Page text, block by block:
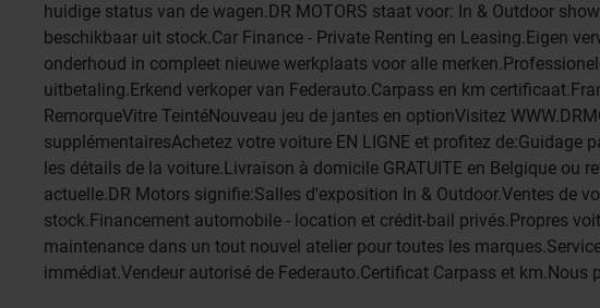
huidige status van de wagen.DR MOTORS staat voor: In & Outdoor
beschikbaar uit stock.Car Finance - Private Renting en Leasing.Eigen
onderhoud in compleet nieuwe werkplaats voor alle
uitbetaling.Erkend verkoper van Federauto.Carpass en km
RemorqueVitre TeintéNouveau jeu de jantes en optionVisitez
supplémentairesAchetez votre voiture EN LIGNE et profitez de:Guidage
les détails de la voiture.Livraison à domicile GRATUITE en Belgique ou
actuelle.DR Motors signifie:Salles d'exposition In & Outdoor.Ventes de
stock.Financement automobile - location et crédit-bail privés.Propres
maintenance dans un tout nouvel atelier pour toutes les
immédiat.Vendeur autorisé de Federauto.Certificat Carpass et km.Nous